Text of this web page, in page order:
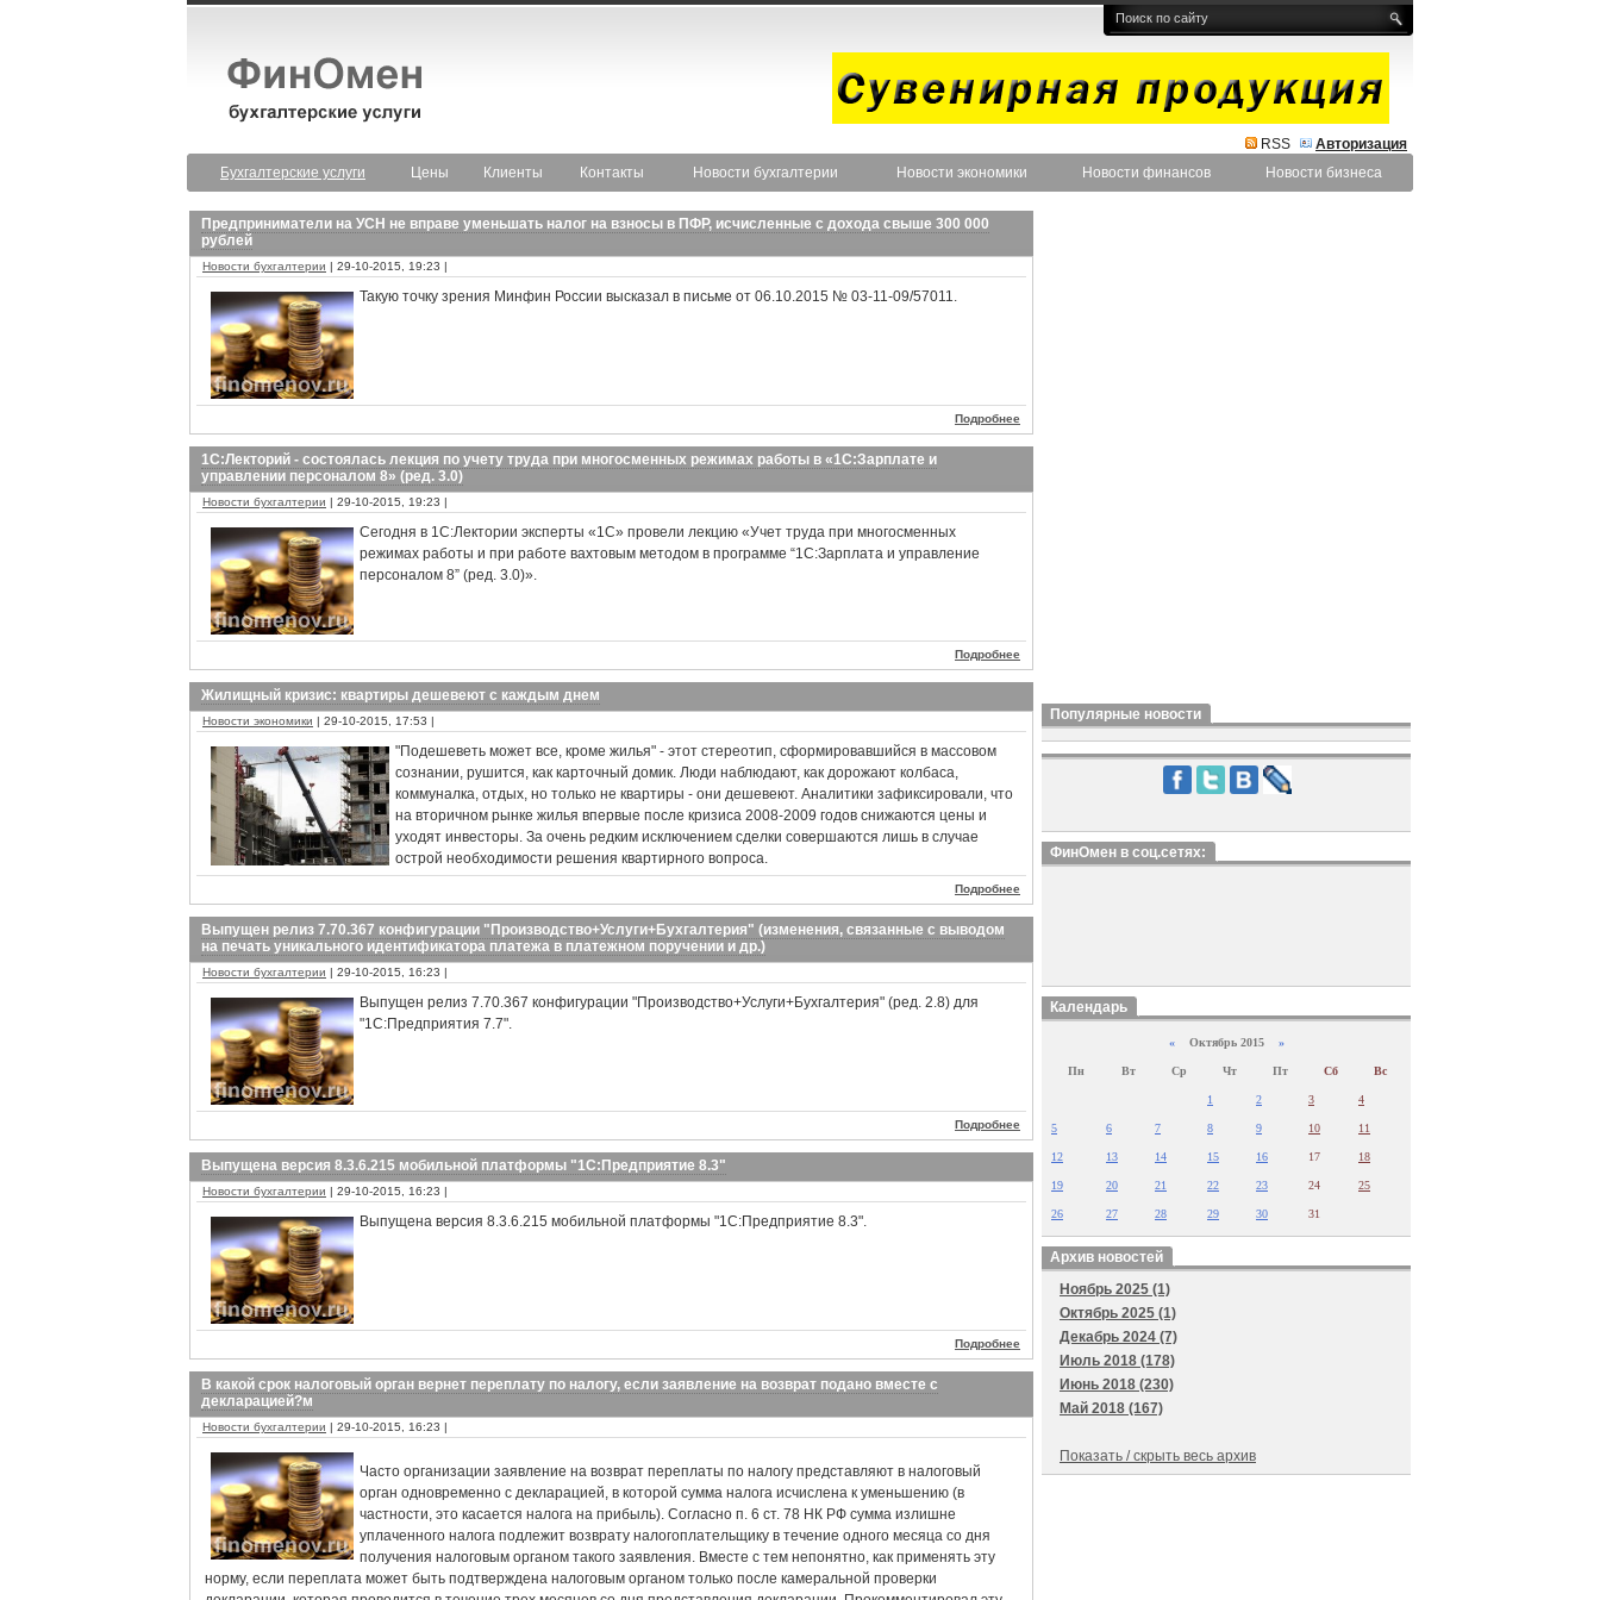
RSS
Авторизация
Бухгалтерские услуги
Цены Клиенты Контакты Новости бухгалтерии Новости экономики Новости финансов Новости бизнеса
Предприниматели на УСН не вправе уменьшать налог на взносы в ПФР, исчисленные с дохода свыше 300 000
рублей
Новости бухгалтерии | 29-10-2015, 19:23 |
Такую точку зрения Минфин России высказал в письме от 06.10.2015 № 03-11-09/57011.
Подробнее
1С:Лекторий - состоялась лекция по учету труда при многосменных режимах работы в «1С:Зарплате и
управлении персоналом 8» (ред. 3.0)
Новости бухгалтерии | 29-10-2015, 19:23 |
Сегодня в 1С:Лектории эксперты «1С» провели лекцию «Учет труда при многосменных
режимах работы и при работе вахтовым методом в программе “1С:Зарплата и управление
персоналом 8” (ред. 3.0)».
Подробнее
Жилищный кризис: квартиры дешевеют с каждым днем
Новости экономики | 29-10-2015, 17:53 |
"Подешеветь может все, кроме жилья" - этот стереотип, сформировавшийся в массовом
сознании, рушится, как карточный домик. Люди наблюдают, как дорожают колбаса,
коммуналка, отдых, но только не квартиры - они дешевеют. Аналитики зафиксировали, что
на вторичном рынке жилья впервые после кризиса 2008-2009 годов снижаются цены и
уходят инвесторы. За очень редким исключением сделки совершаются лишь в случае
острой необходимости решения квартирного вопроса.
Подробнее
Выпущен релиз 7.70.367 конфигурации "Производство+Услуги+Бухгалтерия" (изменения, связанные с выводом
на печать уникального идентификатора платежа в платежном поручении и др.)
Новости бухгалтерии | 29-10-2015, 16:23 |
Выпущен релиз 7.70.367 конфигурации "Производство+Услуги+Бухгалтерия" (ред. 2.8) для
"1С:Предприятия 7.7".
Подробнее
Выпущена версия 8.3.6.215 мобильной платформы "1С:Предприятие 8.3"
Новости бухгалтерии | 29-10-2015, 16:23 |
Выпущена версия 8.3.6.215 мобильной платформы "1С:Предприятие 8.3".
Подробнее
В какой срок налоговый орган вернет переплату по налогу, если заявление на возврат подано вместе с
декларацией?м
Новости бухгалтерии | 29-10-2015, 16:23 |
Часто организации заявление на возврат переплаты по налогу представляют в налоговый
орган одновременно с декларацией, в которой сумма налога исчислена к уменьшению (в
частности, это касается налога на прибыль). Согласно п. 6 ст. 78 НК РФ сумма излишне
уплаченного налога подлежит возврату налогоплательщику в течение одного месяца со дня
получения налоговым органом такого заявления. Вместе с тем непонятно, как применять эту
норму, если переплата может быть подтверждена налоговым органом только после камеральной проверки
Популярные новости
ФинОмен в соц.сетях:
Календарь
«Октябрь 2015 »
Пн Вт Ср Чт Пт Сб Вс
1 2 3 4
5 6 7 8 9 10 11
12 13 14 15 16 17 18
19 20 21 22 23 24 25
26 27 28 29 30 31
Архив новостей
Ноябрь 2025 (1)
Октябрь 2025 (1)
Декабрь 2024 (7)
Июль 2018 (178)
Июнь 2018 (230)
Май 2018 (167)
Показать / скрыть весь архив